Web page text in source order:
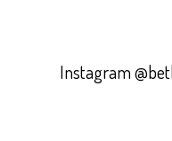
Instagram